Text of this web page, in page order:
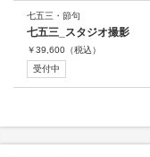
七五三・節句
七五三_スタジオ撮影
￥39,600 （税込）
受付中